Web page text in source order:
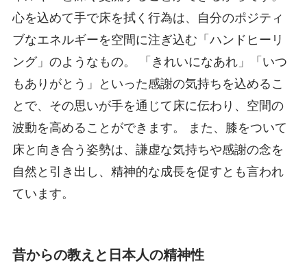
心を込めて手で床を拭く行為は、自分のポジティ
ブなエネルギーを空間に注ぎ込む「ハンドヒーリ
ング」のようなもの。 「きれいになあれ」「いつ
もありがとう」といった感謝の気持ちを込めるこ
とで、その思いが手を通じて床に伝わり、空間の
波動を高めることができます。 また、膝をついて
床と向き合う姿勢は、謙虚な気持ちや感謝の念を
自然と引き出し、精神的な成長を促すとも言われ
ています。
昔からの教えと日本人の精神性